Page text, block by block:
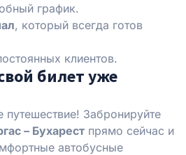
график.
, который всегда готов
клиентов.
билет уже
путешествие! Забронируйте
– Бухарест прямо сейчас и
автобусные